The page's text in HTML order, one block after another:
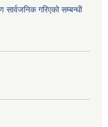
गरिएको सम्बन्धी